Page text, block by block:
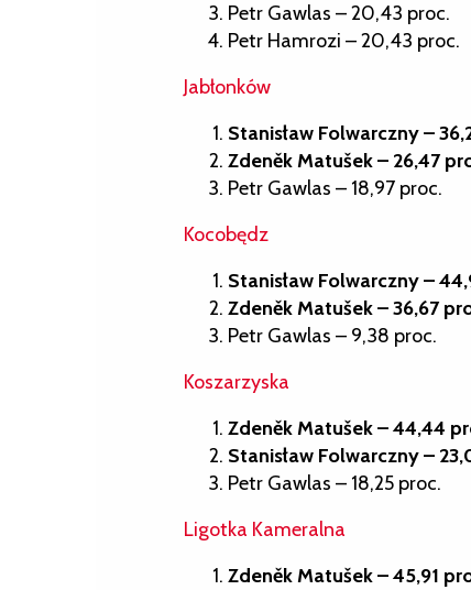
Petr Gawlas – 20,43 proc.
Petr Hamrozi – 20,43 proc.
Jabłonków
Stanisław Folwarczny –
Zdeněk Matušek – 26,47
Petr Gawlas – 18,97 proc.
Kocobędz
Stanisław Folwarczny –
Zdeněk Matušek – 36,67
Petr Gawlas – 9,38 proc.
Koszarzyska
Zdeněk Matušek – 44,44
Stanisław Folwarczny –
Petr Gawlas – 18,25 proc.
Ligotka Kameralna
Zdeněk Matušek – 45,91